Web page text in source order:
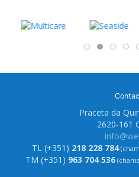
Praceta da
2620-161
TL (+351) 218 228 784
TM (+351) 963 704 536